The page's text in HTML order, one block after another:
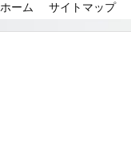
ホーム サイトマップ